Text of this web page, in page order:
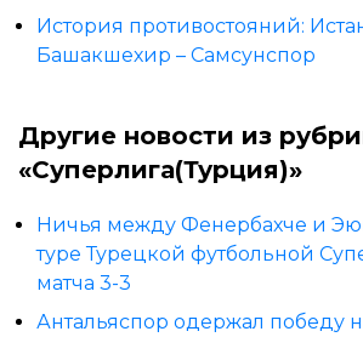
История противостояний:
Башакшехир – Самсунспор
Другие новости из
«Суперлига(Турция)»
Ничья между Фенербахче и
туре Турецкой футбольной
матча 3-3
Антальяспор одержал победу